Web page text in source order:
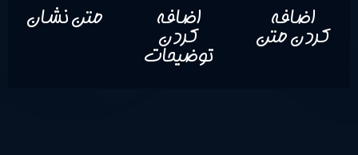
متن کردن
توضیحات
متن نشان